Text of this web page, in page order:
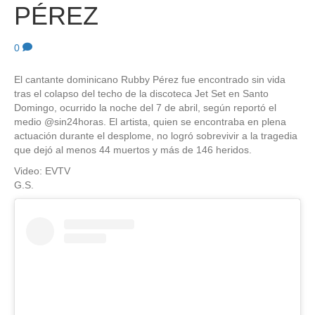
PÉREZ
0
El cantante dominicano Rubby Pérez fue encontrado sin vida
tras el colapso del techo de la discoteca Jet Set en Santo
Domingo, ocurrido la noche del 7 de abril, según reportó el
medio @sin24horas. El artista, quien se encontraba en plena
actuación durante el desplome, no logró sobrevivir a la tragedia
que dejó al menos 44 muertos y más de 146 heridos.
Video: EVTV
G.S.